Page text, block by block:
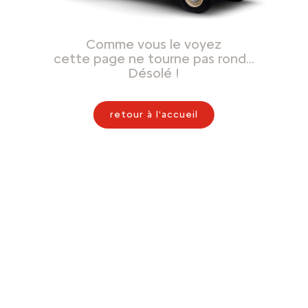
Comme vous le voyez
cette page ne tourne pas rond…
Désolé !
retour à l'accueil